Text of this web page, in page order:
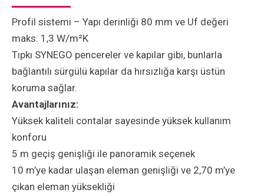
Profil sistemi – Yapı derinliği 80 mm ve Uf değeri
maks. 1,3 W/m²K
Tıpkı SYNEGO pencereler ve kapılar gibi, bunlarla
bağlantılı sürgülü kapılar da hırsızlığa karşı üstün
koruma sağlar.
Avantajlarınız:
Yüksek kaliteli contalar sayesinde yüksek kullanım
konforu
5 m geçiş genişliği ile panoramik seçenek
10 m’ye kadar ulaşan eleman genişliği ve 2,70 m’ye
çıkan eleman yüksekliği